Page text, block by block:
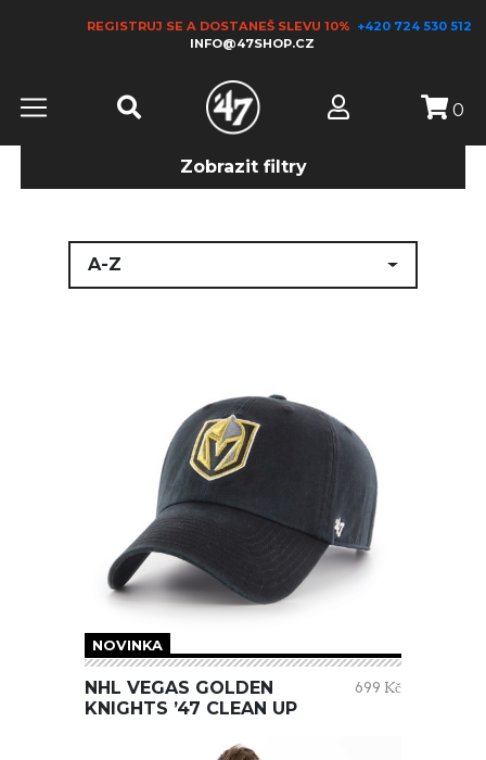
REGISTRUJ SE A DOSTANEŠ SLEVU 10% +420 724 530 512
INFO@47SHOP.CZ
0
Zobrazit filtry
A-Z
NOVINKA
NHL VEGAS GOLDEN
KNIGHTS ’47 CLEAN UP
699 Kč